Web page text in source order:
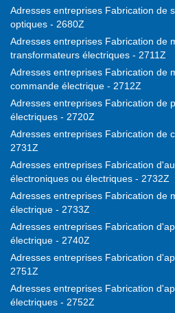
Adresses entreprises Fabrication de
optiques - 2680Z
Adresses entreprises Fabrication de
transformateurs électriques - 2711Z
Adresses entreprises Fabrication de
commande électrique - 2712Z
Adresses entreprises Fabrication de
électriques - 2720Z
Adresses entreprises Fabrication de
2731Z
Adresses entreprises Fabrication
électroniques ou électriques - 2732Z
Adresses entreprises Fabrication de
électrique - 2733Z
Adresses entreprises Fabrication
électrique - 2740Z
Adresses entreprises Fabrication
2751Z
Adresses entreprises Fabrication
électriques - 2752Z